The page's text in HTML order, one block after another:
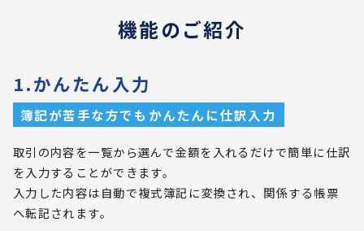
機能のご紹介
1.かんたん入力
簿記が苦手な方でもかんたんに仕訳入力
取引の内容を一覧から選んで金額を入れるだけで簡単に仕訳
を入力することができます。
入力した内容は自動で複式簿記に変換され、関係する帳票
へ転記されます。